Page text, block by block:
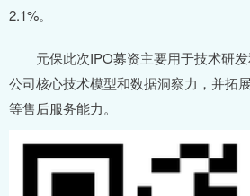
2.1%。
元保此次IPO募资主要用于技术研发
公司核心技术模型和数据洞察力，并拓
等售后服务能力。